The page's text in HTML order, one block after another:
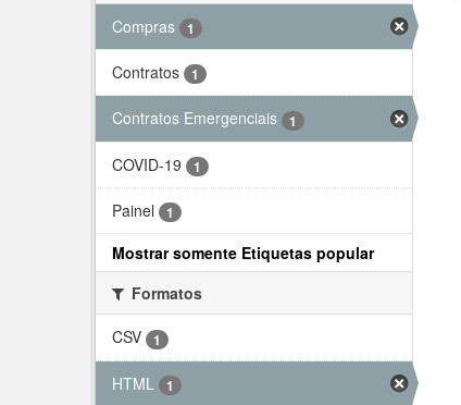
Compras
1
Contratos 1
Contratos Emergenciais 1
COVID-19 1
Painel 1
Mostrar somente Etiquetas popular
Formatos
CSV
1
HTML 1